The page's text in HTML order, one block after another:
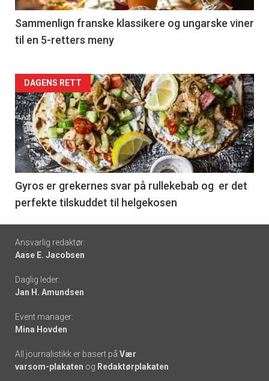
5
Sammenlign franske klassikere og ungarske viner
til en 5-retters meny
Forsiden
akkurat
nå
-
6
DAGENS RETT
Gyros er grekernes svar på rullekebab og er det
perfekte tilskuddet til helgekosen
Footer
-
links
Ansvarlig redaktør:
Aase E. Jacobsen
Daglig leder:
Jan H. Amundsen
Event manager:
Mina Hovden
All journalistikk er basert på Vær
varsom-plakaten og Redaktørplakaten